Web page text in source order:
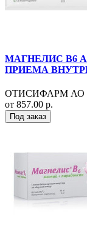
МАГНЕЛИС B6
ПРИЕМА
ОТИСИФАРМ АО
от 857.00 р.
Под заказ